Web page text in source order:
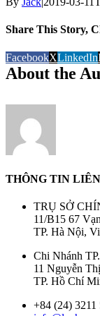
Share This Story,
FacebookXLinkedIn
About the
THÔNG TIN
TRỤ SỞ
11/B15 67
TP. Hà Nội,
Chi Nhánh
11 Nguyễn
TP. Hồ Chí
+84 (24) 3211